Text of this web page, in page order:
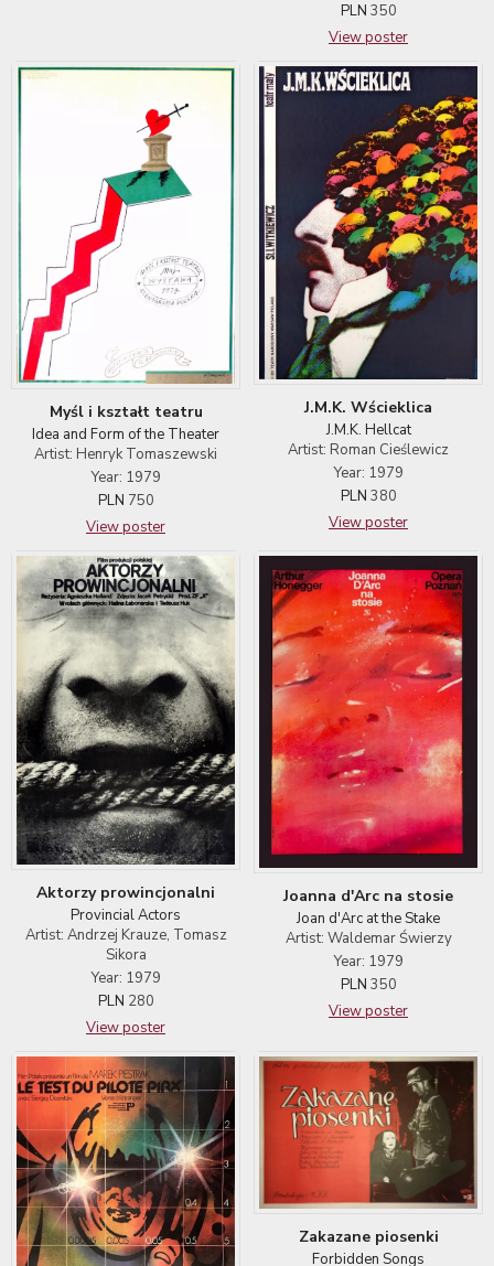
PLN 350
View poster
Myśl i kształt teatru
Idea and Form of the Theater
Artist: Henryk Tomaszewski
Year: 1979
PLN 750
View poster
J.M.K. Wścieklica
J.M.K. Hellcat
Artist: Roman Cieślewicz
Year: 1979
PLN 380
View poster
Aktorzy prowincjonalni
Provincial Actors
Artist: Andrzej Krauze, Tomasz
Sikora
Year: 1979
PLN 280
View poster
Joanna d'Arc na stosie
Joan d'Arc at the Stake
Artist: Waldemar Świerzy
Year: 1979
PLN 350
View poster
Zakazane piosenki
Forbidden Songs